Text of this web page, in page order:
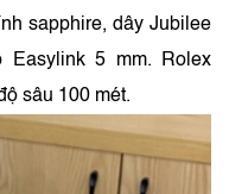
sapphire, dây Jubilee
Easylink 5 mm. Rolex
sâu 100 mét.